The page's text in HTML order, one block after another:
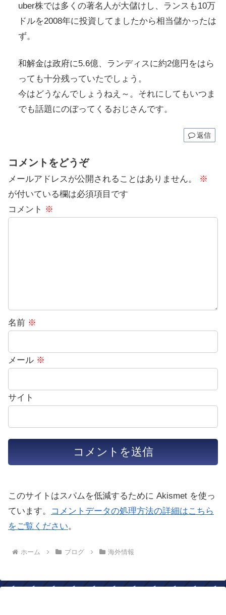
uber株では多くの著名人が大儲けし、ランスも10万
ドルを2008年に投資してましたから相当儲かったは
ず。
和解金は政府に5.6億、ランディスに約2億円をはら
っても十分残っていたでしょう。
今はどうなんでしょうねえ～。それにしてもいつま
でも話題にのぼってくるおじさんです。
返信
コメントをどうぞ
メールアドレスが公開されることはありません。
※
が付いている欄は必須項目です
コメント ※
名前 ※
メール ※
サイト
このサイトはスパムを低減するために Akismet を使っ
ています。
コメントデータの処理方法の詳細はこちら
をご覧ください。
ホーム ブログ 海外情報